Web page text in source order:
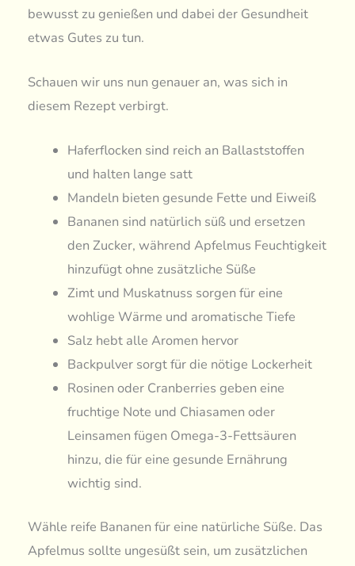
bewusst zu genießen und dabei der Gesundheit
etwas Gutes zu tun.
Schauen wir uns nun genauer an, was sich in
diesem Rezept verbirgt.
Haferflocken sind reich an Ballaststoffen
und halten lange satt
Mandeln bieten gesunde Fette und Eiweiß
Bananen sind natürlich süß und ersetzen
den Zucker, während Apfelmus Feuchtigkeit
hinzufügt ohne zusätzliche Süße
Zimt und Muskatnuss sorgen für eine
wohlige Wärme und aromatische Tiefe
Salz hebt alle Aromen hervor
Backpulver sorgt für die nötige Lockerheit
Rosinen oder Cranberries geben eine
fruchtige Note und Chiasamen oder
Leinsamen fügen Omega-3-Fettsäuren
hinzu, die für eine gesunde Ernährung
wichtig sind.
Wähle reife Bananen für eine natürliche Süße. Das
Apfelmus sollte ungesüßt sein, um zusätzlichen